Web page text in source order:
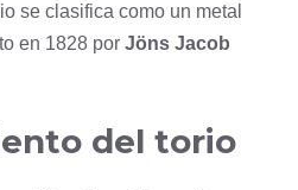
se clasifica como un metal
en 1828 por Jöns Jacob
del torio